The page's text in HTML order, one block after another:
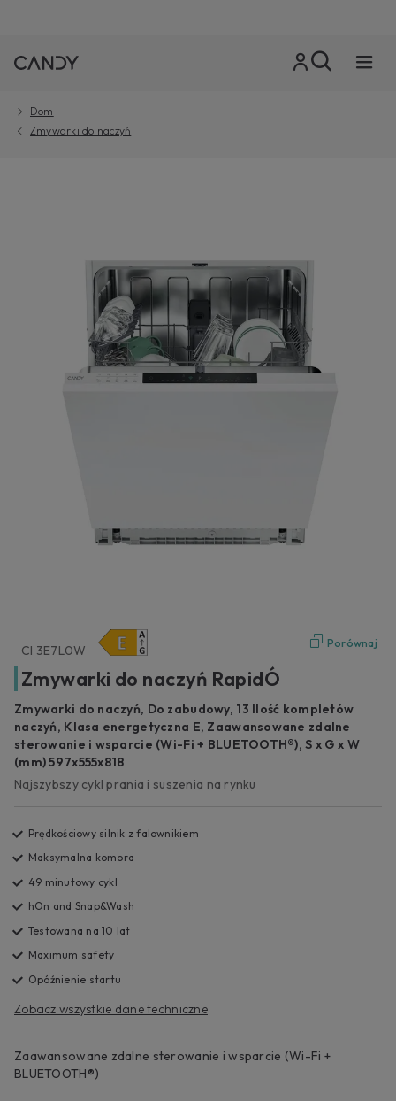
Dom
Zmywarki do naczyń
Porównaj
CI 3E7L0W
Zmywarki do naczyń RapidÓ
Zmywarki do naczyń, Do zabudowy, 13 Ilość kompletów
naczyń, Klasa energetyczna E, Zaawansowane zdalne
sterowanie i wsparcie (Wi-Fi + BLUETOOTH®), S x G x W
(mm) 597x555x818
Najszybszy cykl prania i suszenia na rynku
Prędkościowy silnik z falownikiem
Maksymalna komora
49 minutowy cykl
hOn and Snap&Wash
Testowana na 10 lat
Maximum safety
Opóźnienie startu
Zobacz wszystkie dane techniczne
Zaawansowane zdalne sterowanie i wsparcie (Wi-Fi +
BLUETOOTH®)